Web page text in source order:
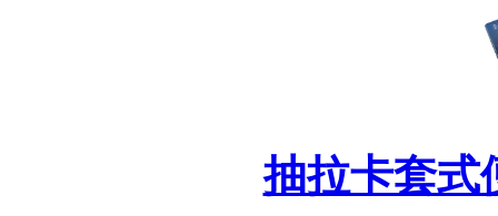
抽拉卡套式